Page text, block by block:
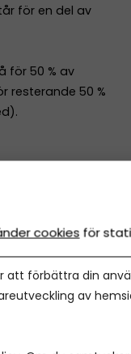
för en del av
för 50 % av
resterande 50 %
siffror. Almi
cookies för
att förbättra din
av